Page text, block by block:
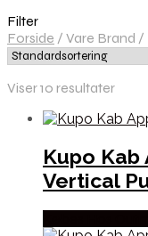
Filter
Forside / Vare Brand /
Viser 10 resultater
Kupo Kab
Vertical